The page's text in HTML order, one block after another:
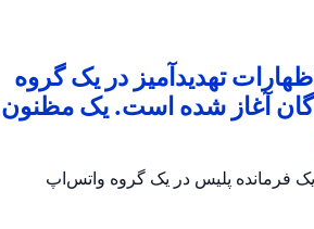
تهدیدآمیز در یک گروه
گان آغاز شده است. یک مظنون
علیه یک فرمانده پلیس در یک گروه واتس‌اپ